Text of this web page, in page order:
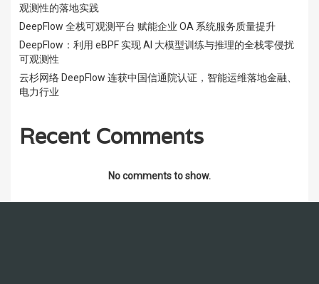
观测性的落地实践
DeepFlow 全栈可观测平台 赋能企业 OA 系统服务质量提升
DeepFlow：利用 eBPF 实现 AI 大模型训练与推理的全栈零侵扰
可观测性
云杉网络 DeepFlow 连获中国信通院认证，智能运维落地金融、
电力行业
Recent Comments
No comments to show.